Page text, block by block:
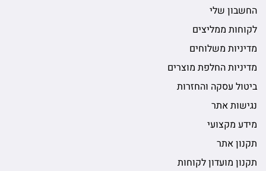
החשבון שלי
לקוחות ממליצים
מדיניות משלוחים
מדיניות החלפת מוצרים
ביטול עסקה והחזרות
נגישות אתר
מידע מקצועי
תקנון אתר
תקנון מועדון לקוחות